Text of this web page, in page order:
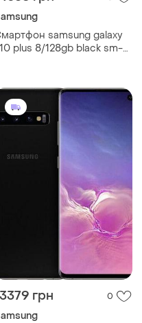
samsung galaxy
plus 8/128gb black sm-
грн 0